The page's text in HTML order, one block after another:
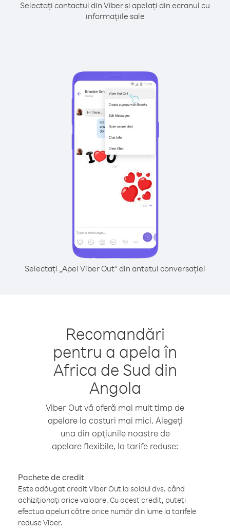
Selectați contactul din Viber și apelați din ecranul cu
informațiile sale
Selectați „Apel Viber Out” din antetul conversației
Recomandări
pentru a apela în
Africa de Sud din
Angola
Viber Out vă oferă mai mult timp de
apelare la costuri mai mici. Alegeți
una din opțiunile noastre de
apelare flexibile, la tarife reduse:
Pachete de credit
Este adăugat credit Viber Out la soldul dvs. când
achiziționați orice valoare. Cu acest credit, puteți
efectua apeluri către orice număr din lume la tarifele
reduse Viber.